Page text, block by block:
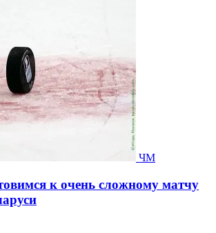
ЧМ
к очень сложному матчу